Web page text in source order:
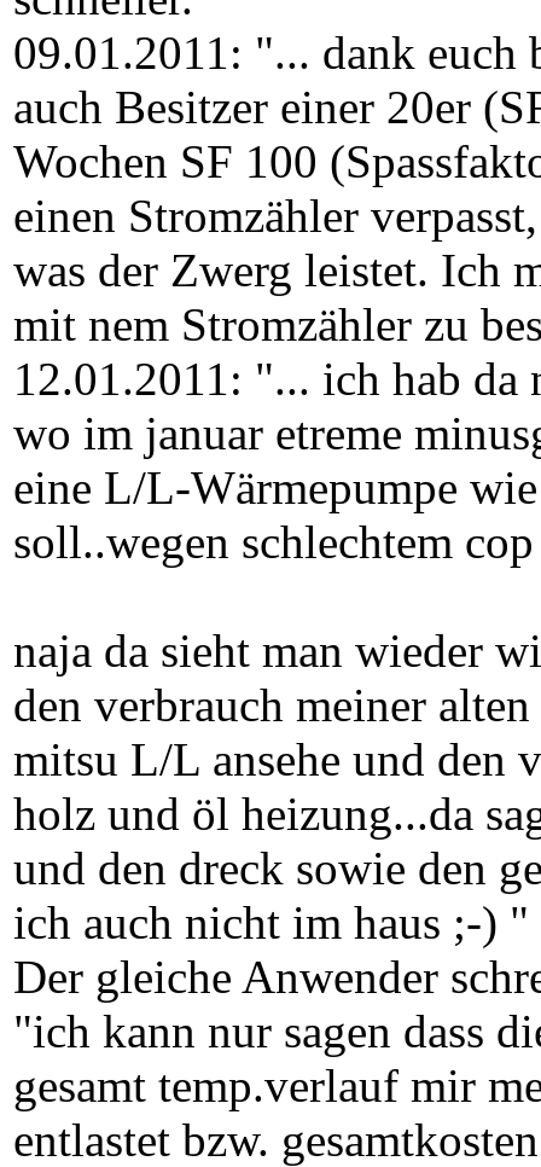
09.01.2011: "... dank euch
auch Besitzer einer 20er
Wochen SF 100
einen Stromzähler
was der Zwerg leistet. Ich
mit nem Stromzähler zu
12.01.2011: "... ich hab
wo im januar etreme
eine L/L-Wärmepumpe
soll..wegen schlechtem
naja da sieht man wieder
den verbrauch meiner
mitsu L/L ansehe und den
holz und öl heizung...da
und den dreck sowie den
ich auch nicht im haus ;-) "
Der gleiche Anwender
"ich kann nur sagen dass
gesamt temp.verlauf mir
entlastet bzw.